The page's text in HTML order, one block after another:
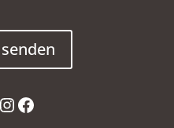
Facebook